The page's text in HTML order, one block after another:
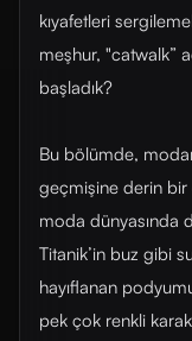
kıyafetleri
meşhur, "catwalk”
başladık?
Bu bölümde,
geçmişine derin bir
moda dünyasında
Titanik’in buz gibi
hayıflanan
pek çok renkli